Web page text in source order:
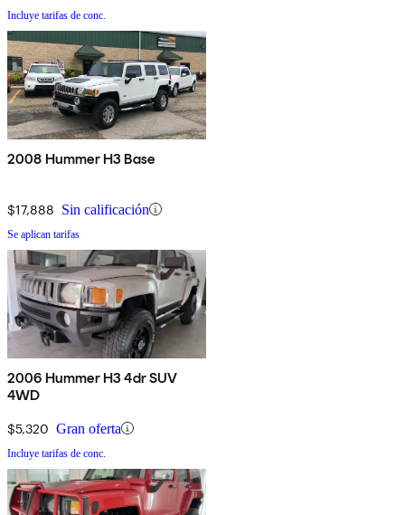
Incluye tarifas de conc.
2008 Hummer H3 Base
$17,888 Sin calificación
Se aplican tarifas
2006 Hummer H3 4dr SUV
4WD
$5,320 Gran oferta
Incluye tarifas de conc.